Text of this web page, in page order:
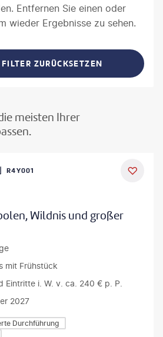
Entfernen Sie einen oder
wieder Ergebnisse zu sehen.
ZURÜCKSETZEN
meisten Ihrer
R4Y001
Wildnis und großer
mit Frühstück
Eintritte i. W. v. ca. 240 € p. P.
2027
Durchführung